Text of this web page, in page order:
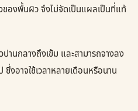
ของพื้นผิว จึงไม่จัดเป็นแผลเป็นที่แท้
นกลางถึงเข้ม และสามารถจางลง
ซึ่งอาจใช้เวลาหลายเดือนหรือนาน